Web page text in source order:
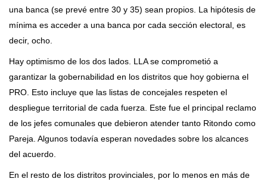
una banca (se prevé entre 30 y 35) sean propios. La hipótesis de
mínima es acceder a una banca por cada sección electoral, es
decir, ocho.
Hay optimismo de los dos lados. LLA se comprometió a
garantizar la gobernabilidad en los distritos que hoy gobierna el
PRO. Esto incluye que las listas de concejales respeten el
despliegue territorial de cada fuerza. Este fue el principal reclamo
de los jefes comunales que debieron atender tanto Ritondo como
Pareja. Algunos todavía esperan novedades sobre los alcances
del acuerdo.
En el resto de los distritos provinciales, por lo menos en más de